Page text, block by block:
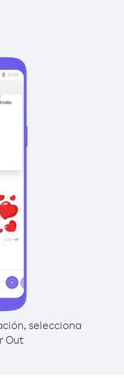
selecciona
Out